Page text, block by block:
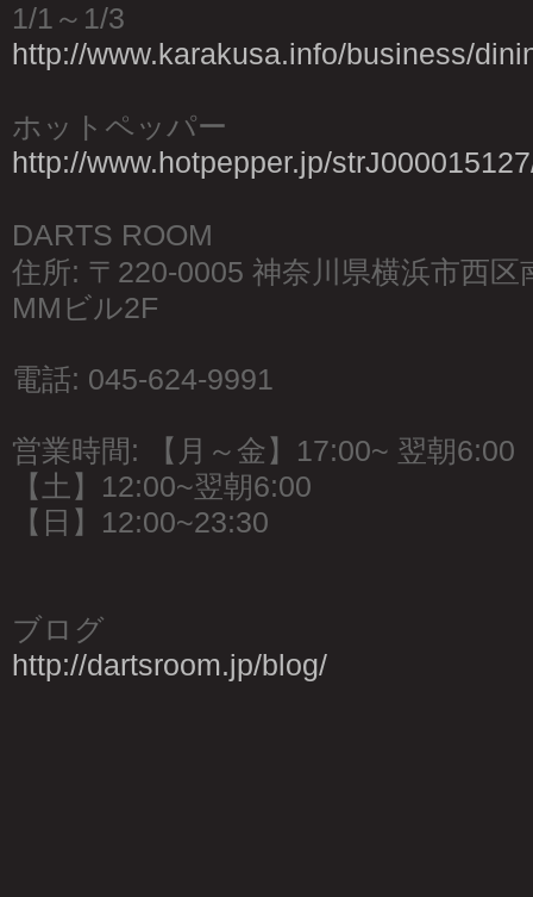
1/1～1/3
http://www.karakusa.info/business/
ホットペッパー
http://www.hotpepper.jp/
DARTS ROOM
住所: 〒220-0005 神奈川県横浜市西区
MMビル2F
電話: 045-624-9991
営業時間: 【月～金】17:00~ 翌朝6:00
【土】12:00~翌朝6:00
【日】12:00~23:30
ブログ
http://dartsroom.jp/blog/